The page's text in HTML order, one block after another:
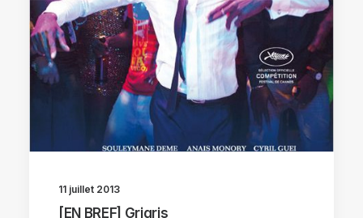
11 juillet 2013
[EN BREF] Grigris